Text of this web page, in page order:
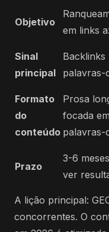
Objetivo
em links
Sinal
principal
Backlinks
palavras-
Formato
do
conteúdo
Prosa
focada em
palavras-
Prazo
3-6
ver
A lição principal:
concorrentes. O